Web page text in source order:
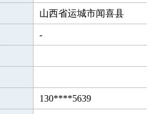
山西省运城市闻喜县
-
130****5639